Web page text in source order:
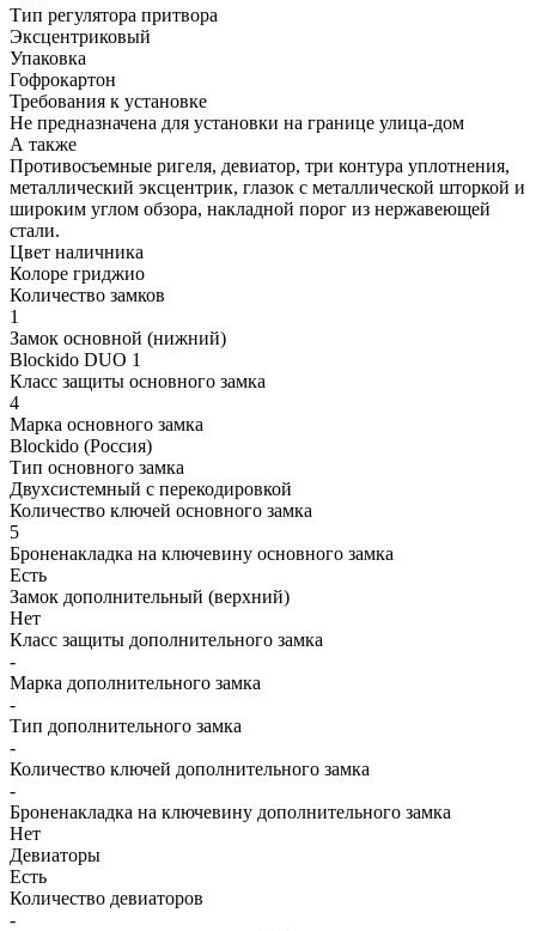
Тип регулятора притвора
Эксцентриковый
Упаковка
Гофрокартон
Требования к установке
Не предназначена для установки на границе улица-дом
А также
Противосъемные ригеля, девиатор, три контура уплотнения,
металлический эксцентрик, глазок с металлической шторкой и
широким углом обзора, накладной порог из нержавеющей
стали.
Цвет наличника
Колоре гриджио
Количество замков
1
Замок основной (нижний)
Blockido DUO 1
Класс защиты основного замка
4
Марка основного замка
Blockido (Россия)
Тип основного замка
Двухсистемный с перекодировкой
Количество ключей основного замка
5
Броненакладка на ключевину основного замка
Есть
Замок дополнительный (верхний)
Нет
Класс защиты дополнительного замка
-
Марка дополнительного замка
-
Тип дополнительного замка
-
Количество ключей дополнительного замка
-
Броненакладка на ключевину дополнительного замка
Нет
Девиаторы
Есть
Количество девиаторов
-